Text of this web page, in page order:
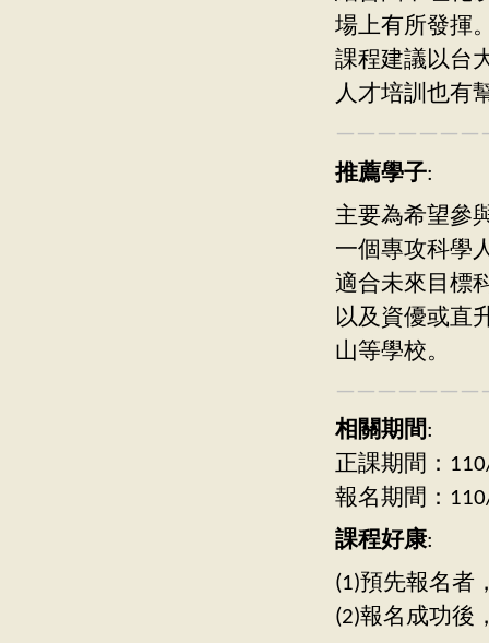
場上有所發揮
課程建議以台
人才培訓也有
推薦學子:
主要為希望參
一個專攻科學
適合未來目標
以及資優或直
山等學校。
相關期間:
正課期間：
報名期間：
課程好康:
(1)預先報名者
(2)報名成功後